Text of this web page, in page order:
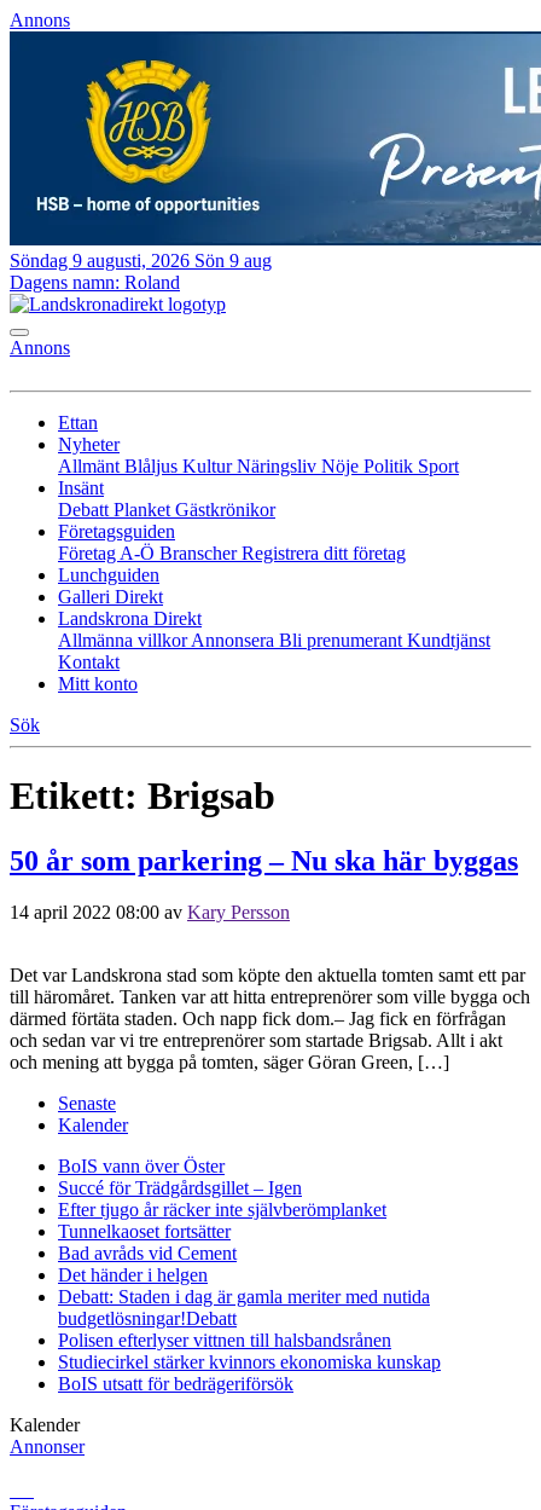
Annons
Söndag 9 augusti, 2026 Sön 9 aug
Dagens namn: Roland
Annons
Ettan
Nyheter
Allmänt Blåljus KulturNäringsliv Nöje Politik Sport
Insänt
Debatt Planket Gästkrönikor
Företagsguiden
Företag A-Ö BranscherRegistrera ditt företag
Lunchguiden
Galleri Direkt
Landskrona Direkt
Allmänna villkorAnnonsera Bli prenumerant Kundtjänst
Kontakt
Mitt konto
Sök
Etikett: Brigsab
50 år som parkering – Nu ska här byggas
14 april 2022 08:00 av Kary Persson
Det var Landskrona stad som köpte den aktuella tomten samt ett par
till häromåret. Tanken var att hitta entreprenörer som ville bygga och
därmed förtäta staden. Och napp fick dom.– Jag fick en förfrågan
och sedan var vi tre entreprenörer som startade Brigsab. Allt i akt
och mening att bygga på tomten, säger Göran Green, […]
Senaste
Kalender
BoIS vann över Öster
Succé för Trädgårdsgillet – Igen
Efter tjugo år räcker inte självberömplanket
Tunnelkaoset fortsätter
Bad avråds vid Cement
Det händer i helgen
Debatt: Staden i dag är gamla meriter med nutida
budgetlösningar!Debatt
Polisen efterlyser vittnen till halsbandsrånen
Studiecirkel stärker kvinnors ekonomiska kunskap
BoIS utsatt för bedrägeriförsök
Kalender
Annonser